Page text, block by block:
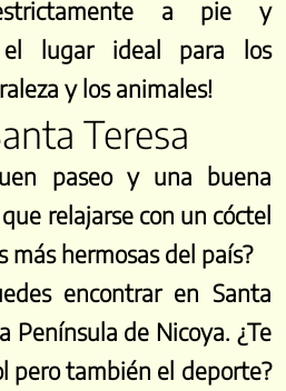
a pie y
el lugar ideal para los
y los animales!
Teresa
paseo y una buena
relajarse con un cóctel
más hermosas del país?
encontrar en Santa
Península de Nicoya. ¿Te
pero también el deporte?